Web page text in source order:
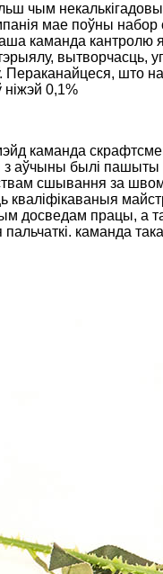
чым некалькігадовы
мае поўны набор
каманда кантролю
вытворчасць,
Пераканайцеся, што
ніжэй 0,1%
каманда
з аўчыны былі
сшывання за
кваліфікаваныя
досведам працы, а
каманда